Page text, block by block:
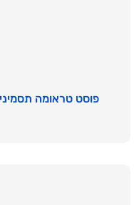
פוסט טראומה